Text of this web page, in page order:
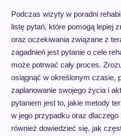
Podczas wizyty w poradni
listę pytań, które pomogą lepiej
oraz oczekiwania związane z
zagadnień jest pytanie o cele
może potrwać cały proces.
osiągnąć w określonym czasie,
zaplanowanie swojego życia i
pytaniem jest to, jakie metody
w jego przypadku oraz dlaczego
również dowiedzieć się, jak